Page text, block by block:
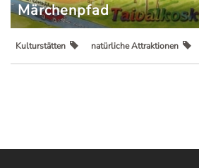
Märchenpfad
Kulturstätten natürliche Attraktionen